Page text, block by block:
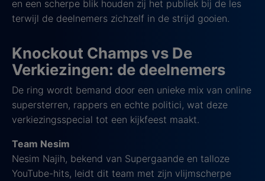
en een scherpe blik houden zij het publiek bij de les
terwijl de deelnemers zichzelf in de strijd gooien.
Knockout Champs vs De
Verkiezingen: de deelnemers
De ring wordt bemand door een unieke mix van online
supersterren, rappers en echte politici, wat deze
verkiezingsspecial tot een kijkfeest maakt.
Team Nesim
Nesim Najih, bekend van Supergaande en talloze
YouTube-hits, leidt dit team met zijn vlijmscherpe